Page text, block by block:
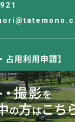
占用利用申請】